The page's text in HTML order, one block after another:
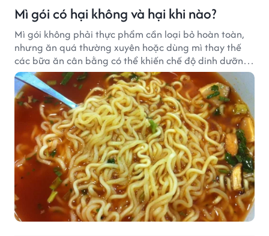
Mì gói có hại không và hại khi nào?
Mì gói không phải thực phẩm cần loại bỏ hoàn toàn,
nhưng ăn quá thường xuyên hoặc dùng mì thay thế
các bữa ăn cân bằng có thể khiến chế độ dinh dưỡng
mất cân đối.